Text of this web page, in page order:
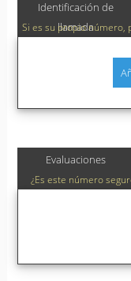
Identificación de
llamada
Si es su propio número,
Evaluaciones
¿Es este número